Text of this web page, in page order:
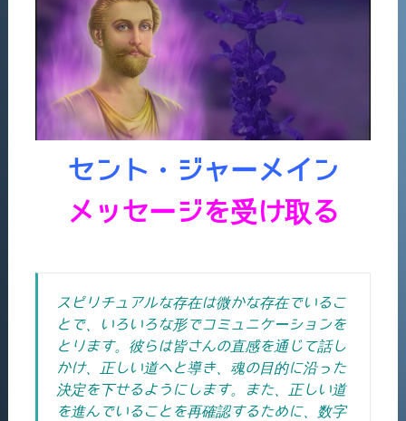
セント・ジャーメイン
メッセージを受け取る
スピリチュアルな存在は微かな存在でいるこ
とで、いろいろな形でコミュニケーションを
とります。彼らは皆さんの直感を通じて話し
かけ、正しい道へと導き、魂の目的に沿った
決定を下せるようにします。また、正しい道
を進んでいることを再確認するために、数字